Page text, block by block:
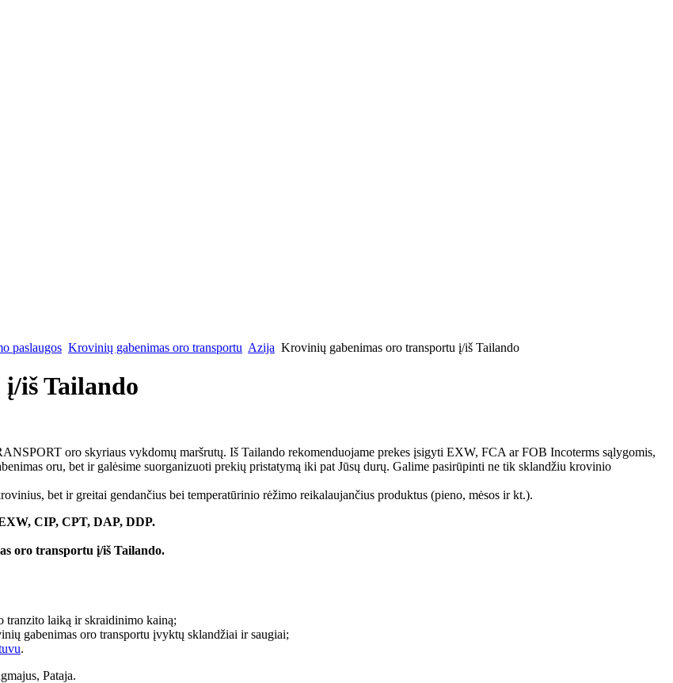
paslaugos Krovinių gabenimas oro transportu Azija Krovinių gabenimas oro transportu į/iš Tailando
iš Tailando
oro skyriaus vykdomų maršrutų. Iš Tailando rekomenduojame prekes įsigyti EXW, FCA ar FOB Incoterms sąlygomis,
oru, bet ir galėsime suorganizuoti prekių pristatymą iki pat Jūsų durų. Galime pasirūpinti ne tik sklandžiu krovinio
bet ir greitai gendančius bei temperatūrinio rėžimo reikalaujančius produktus (pieno, mėsos ir kt.).
CIP, CPT, DAP, DDP.
oro transportu į/iš Tailando.
tranzito laiką ir skraidinimo kainą;
gabenimas oro transportu įvyktų sklandžiai ir saugiai;
.
Pataja.